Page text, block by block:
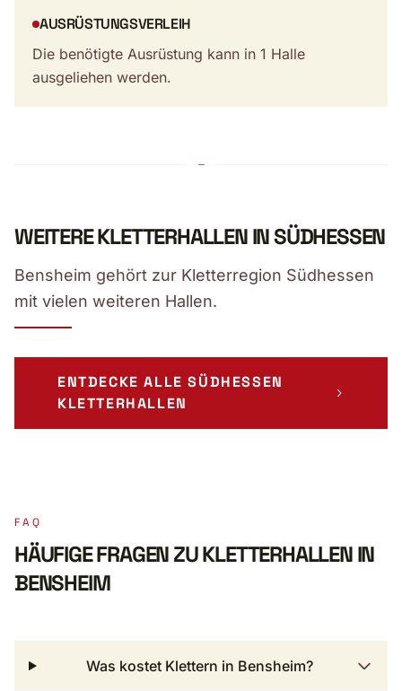
AUSRÜSTUNGSVERLEIH
Die benötigte Ausrüstung kann in 1 Halle
ausgeliehen werden.
WEITERE KLETTERHALLEN IN SÜDHESSEN
Bensheim gehört zur Kletterregion Südhessen
mit vielen weiteren Hallen.
ENTDECKE ALLE SÜDHESSEN
KLETTERHALLEN
FAQ
HÄUFIGE FRAGEN ZU KLETTERHALLEN IN
BENSHEIM
Was kostet Klettern in Bensheim?